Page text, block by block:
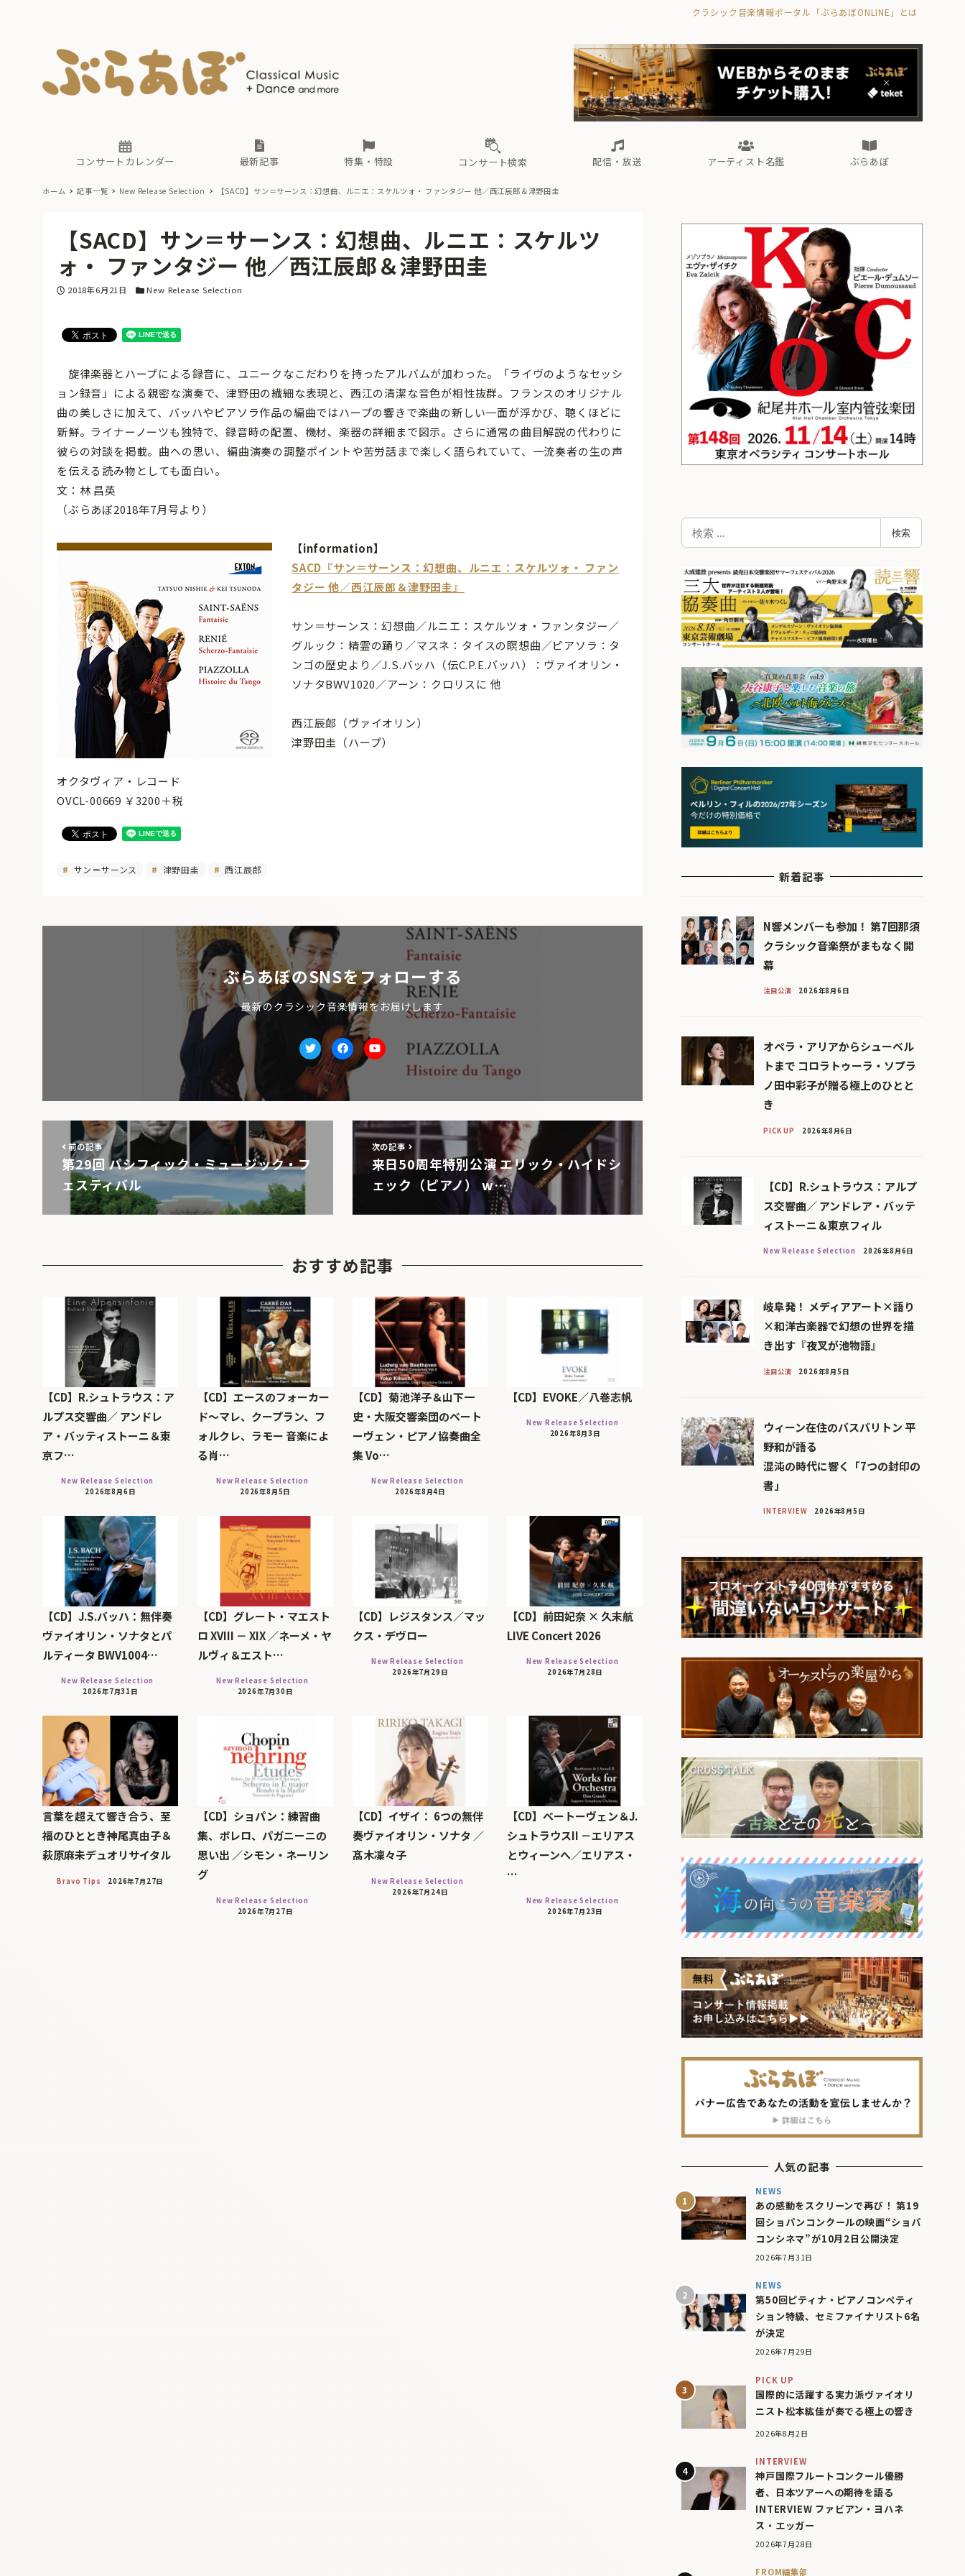
クラシック音楽情報ポータル「ぶらあぼONLINE」とは
コンサートカレンダー 最新記事
古楽とその先と オーケストラの楽屋から 海の向こうの音楽家 ぶらあぼブラス！
フォルテピアノ・オデッセイ
特集・特設
現場のプロが推す！間違いないオーケストラコンサート
過去の特集
コンサート検索 配信・放送
無料ライブ配信スケジュール 有料ライブ配信スケジュール
アーティスト名鑑
あ か さ た な は ら わ
ぶらあぼ
古楽とその先と 海の向こうの音楽家 Aからの眺望 ぶらあぼブラス！
フォルテピアノ・オデッセイ
過去の特集
無料ライブ配信スケジュール
あ か さ
ホーム 記事一覧 New Release Selection 【SACD】サン＝サーンス：幻想曲、ルニエ：スケルツォ・ ファンタジー 他／西江辰郎＆津野田圭
【SACD】サン＝サーンス：幻想曲、ルニエ：スケルツ
ォ・ ファンタジー 他／西江辰郎＆津野田圭
投稿日
2018年6月21日 カテゴリー
New Release Selection
旋律楽器とハープによる録音に、ユニークなこだわりを持ったアルバムが加わった。「ライヴのようなセッシ
ョン録音」による親密な演奏で、津野田の繊細な表現と、西江の清潔な音色が相性抜群。フランスのオリジナル
曲の美しさに加えて、バッハやピアソラ作品の編曲ではハープの響きで楽曲の新しい一面が浮かび、聴くほどに
新鮮。ライナーノーツも独特で、録音時の配置、機材、楽器の詳細まで図示。さらに通常の曲目解説の代わりに
彼らの対談を掲載。曲への思い、編曲演奏の調整ポイントや苦労話まで楽しく語られていて、一流奏者の生の声
を伝える読み物としても面白い。
文：林 昌英
（ぶらあぼ2018年7月号より）
【information】
SACD『サン＝サーンス：幻想曲、ルニエ：スケルツォ・ ファン
タジー 他／西江辰郎＆津野田圭』
サン＝サーンス：幻想曲／ルニエ：スケルツォ・ファンタジー／
グルック：精霊の踊り／マスネ：タイスの瞑想曲／ピアソラ：タ
ンゴの歴史より／J.S.バッハ（伝C.P.E.バッハ）：ヴァイオリン・
ソナタBWV1020／アーン：クロリスに 他
西江辰郎（ヴァイオリン）
津野田圭（ハープ）
オクタヴィア・レコード
OVCL-00669 ￥3200＋税
サン＝サーンス 津野田圭 西江辰郎
ぶらあぼのSNSをフォローする
最新のクラシック音楽情報をお届けします
TwitterfacebookYoutube
前の記事
第29回 パシフィック・ミュージック・フ
ェスティバル
次の記事
来日50周年特別公演 エリック・ハイドシ
ェック（ピアノ） w…
おすすめ記事
【CD】R.シュトラウス：ア
ルプス交響曲／ アンドレ
ア・バッティストーニ＆東
京フ…
New Release Selection
2026年8月6日
【CD】エースのフォーカー
ド～マレ、クープラン、フ
ォルクレ、ラモー 音楽によ
る肖…
New Release Selection
2026年8月5日
【CD】菊池洋子＆山下一
史・大阪交響楽団のベート
ーヴェン・ピアノ協奏曲全
集 Vo…
New Release Selection
2026年8月4日
【CD】EVOKE／八巻志帆
New Release Selection
2026年8月3日
【CD】J.S.バッハ：無伴奏
ヴァイオリン・ソナタとパ
ルティータ BWV1004…
New Release Selection
2026年7月31日
【CD】グレート・マエスト
ロ XVIII － XIX ／ネーメ・ヤ
ルヴィ＆エスト…
New Release Selection
2026年7月30日
【CD】レジスタンス／マッ
クス・デヴロー
New Release Selection
2026年7月29日
【CD】前田妃奈 × 久末航
LIVE Concert 2026
New Release Selection
2026年7月28日
言葉を超えて響き合う、至
福のひととき神尾真由子＆
萩原麻未デュオリサイタル
Bravo Tips 2026年7月27日
【CD】ショパン：練習曲
集、ボレロ、パガニーニの
思い出 ／シモン・ネーリン
グ
New Release Selection
2026年7月27日
【CD】イザイ： 6つの無伴
奏ヴァイオリン・ソナタ ／
髙木凜々子
New Release Selection
2026年7月24日
【CD】ベートーヴェン＆J.
シュトラウスII －エリアス
とウィーンへ／エリアス・
…
New Release Selection
2026年7月23日
検
索
検索
新着記事
N響メンバーも参加！ 第7回那須
クラシック音楽祭がまもなく開
幕
注目公演 2026年8月6日
オペラ・アリアからシューベル
トまで コロラトゥーラ・ソプラ
ノ田中彩子が贈る極上のひとと
き
PICK UP 2026年8月6日
【CD】R.シュトラウス：アルプ
ス交響曲／ アンドレア・バッテ
ィストーニ＆東京フィル
New Release Selection 2026年8月6日
岐阜発！ メディアアート×語り
×和洋古楽器で幻想の世界を描
き出す『夜叉が池物語』
注目公演 2026年8月5日
ウィーン在住のバスバリトン 平
野和が語る
混沌の時代に響く「7つの封印の
書」
INTERVIEW 2026年8月5日
人気の記事
NEWS
あの感動をスクリーンで再び！ 第19
回ショパンコンクールの映画“ショパ
コンシネマ”が10月2日公開決定
2026年7月31日
NEWS
第50回ピティナ・ピアノコンペティ
ション特級、セミファイナリスト6名
が決定
2026年7月29日
PICK UP
国際的に活躍する実力派ヴァイオリ
ニスト松本紘佳が奏でる極上の響き
2026年8月2日
INTERVIEW
神戸国際フルートコンクール優勝
者、日本ツアーへの期待を語る
INTERVIEW ファビアン・ヨハネ
ス・エッガー
2026年7月28日
FROM編集部